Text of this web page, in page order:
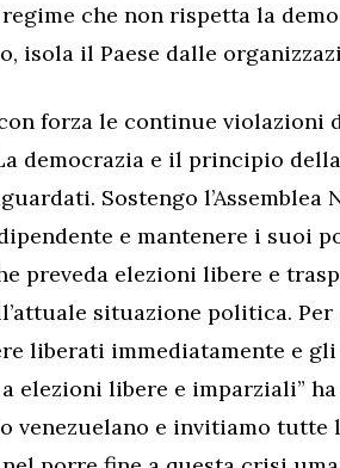
che non rispetta la
isola il Paese dalle
forza le continue violazioni
democrazia e il principio
Sostengo
e mantenere i suoi
preveda elezioni libere e
situazione politica.
liberati immediatamente e
elezioni libere e imparziali”
venezuelano e invitiamo